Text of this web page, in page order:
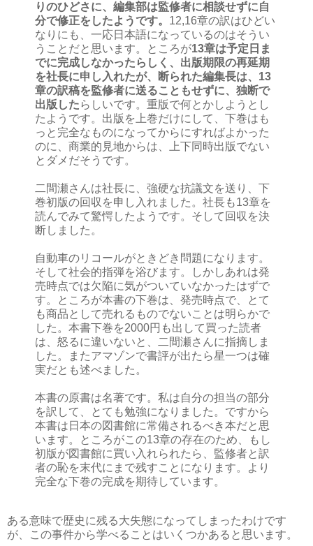
りのひどさに、編集部は監修者に相談せずに自
分で修正をしたようです。 12,16章の訳はひどい
なりにも、一応日本語になっているのはそうい
うことだと思います。ところが13章は予定日ま
でに完成しなかったらしく、出版期限の再延期
を社長に申し入れたが、断られた編集長は、13
章の訳稿を監修者に送ることもせずに、独断で
出版したらしいです。重版で何とかしようとし
たようです。出版を上巻だけにして、下巻はも
っと完全なものになってからにすればよかった
のに、商業的見地からは、上下同時出版でない
とダメだそうです。
二間瀬さんは社長に、強硬な抗議文を送り、下
巻初版の回収を申し入れました。社長も13章を
読んでみて驚愕したようです。そして回収を決
断しました。
自動車のリコールがときどき問題になります。
そして社会的指弾を浴びます。しかしあれは発
売時点では欠陥に気がついていなかったはずで
す。ところが本書の下巻は、発売時点で、とて
も商品として売れるものでないことは明らかで
した。本書下巻を2000円も出して買った読者
は、怒るに違いないと、二間瀬さんに指摘しま
した。またアマゾンで書評が出たら星一つは確
実だとも述べました。
本書の原書は名著です。私は自分の担当の部分
を訳して、とても勉強になりました。ですから
本書は日本の図書館に常備されるべき本だと思
います。ところがこの13章の存在のため、もし
初版が図書館に買い入れられたら、監修者と訳
者の恥を末代にまで残すことになります。より
完全な下巻の完成を期待しています。
ある意味で歴史に残る大失態になってしまったわけです
が、この事件から学べることはいくつかあると思います。